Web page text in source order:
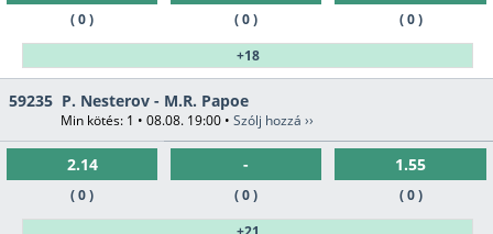
( 0 ) ( 0 )
( 0 )
+18
59235 P. Nesterov - M.R. Papoe
Min kötés: 1 • 08.08. 19:00 • Szólj hozzá ››
2.14
( 0 )
-
( 0 )
1.55
( 0 )